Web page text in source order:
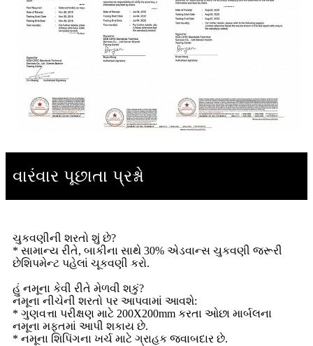
વારંવાર પૂછાતા પ્રશ્નો
ચુકવણીની શરતો શું છે?
* સામાન્ય રીતે, બાકીના સાથે 30% એડવાન્સ ચુકવણી જરૂરી
છેશિપમેન્ટ પહેલાં ચૂકવણી કરો.
હું નમૂના કેવી રીતે મેળવી શકું?
નમૂના નીચેની શરતો પર આપવામાં આવશે:
* ગુણવત્તા પરીક્ષણ માટે 200X200mm કરતા ઓછા માર્બલના
નમૂના મફતમાં આપી શકાય છે.
* નમૂના શિપિંગના ખર્ચ માટે ગ્રાહક જવાબદાર છે.